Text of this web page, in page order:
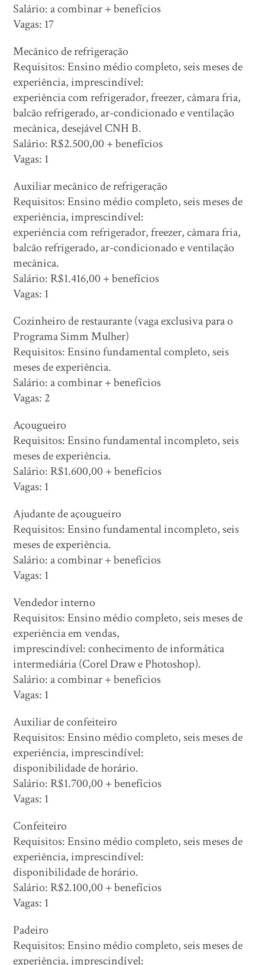
Salário: a combinar + benefícios
Vagas: 17
Mecânico de refrigeração
Requisitos: Ensino médio completo, seis meses de
experiência, imprescindível:
experiência com refrigerador, freezer, câmara fria,
balcão refrigerado, ar-condicionado e ventilação
mecânica, desejável CNH B.
Salário: R$2.500,00 + benefícios
Vagas: 1
Auxiliar mecânico de refrigeração
Requisitos: Ensino médio completo, seis meses de
experiência, imprescindível:
experiência com refrigerador, freezer, câmara fria,
balcão refrigerado, ar-condicionado e ventilação
mecânica.
Salário: R$1.416,00 + benefícios
Vagas: 1
Cozinheiro de restaurante (vaga exclusiva para o
Programa Simm Mulher)
Requisitos: Ensino fundamental completo, seis
meses de experiência.
Salário: a combinar + benefícios
Vagas: 2
Açougueiro
Requisitos: Ensino fundamental incompleto, seis
meses de experiência.
Salário: R$1.600,00 + benefícios
Vagas: 1
Ajudante de açougueiro
Requisitos: Ensino fundamental incompleto, seis
meses de experiência.
Salário: a combinar + benefícios
Vagas: 1
Vendedor interno
Requisitos: Ensino médio completo, seis meses de
experiência em vendas,
imprescindível: conhecimento de informática
intermediária (Corel Draw e Photoshop).
Salário: a combinar + benefícios
Vagas: 1
Auxiliar de confeiteiro
Requisitos: Ensino médio completo, seis meses de
experiência, imprescindível:
disponibilidade de horário.
Salário: R$1.700,00 + benefícios
Vagas: 1
Confeiteiro
Requisitos: Ensino médio completo, seis meses de
experiência, imprescindível:
disponibilidade de horário.
Salário: R$2.100,00 + benefícios
Vagas: 1
Padeiro
Requisitos: Ensino médio completo, seis meses de
experiência, imprescindível: